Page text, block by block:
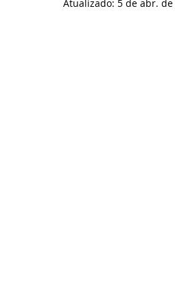
Atualizado: 5 de abr. de